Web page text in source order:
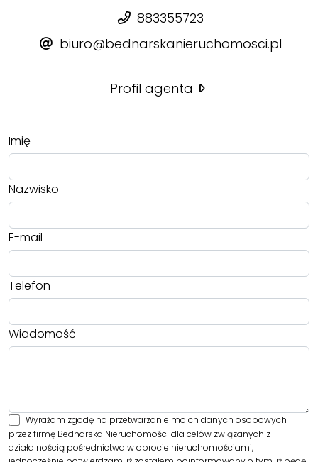
883355723
biuro@bednarskanieruchomosci.pl
Profil agenta
Imię
Nazwisko
E-mail
Telefon
Wiadomość
Wyrażam zgodę na przetwarzanie moich danych osobowych
przez firmę Bednarska Nieruchomości dla celów związanych z
działalnością pośrednictwa w obrocie nieruchomościami,